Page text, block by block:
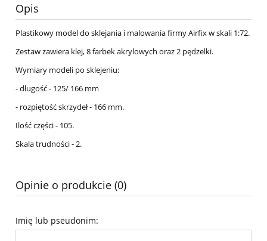
Opis
Plastikowy model do sklejania i malowania firmy Airfix w skali 1:72.
Zestaw zawiera klej, 8 farbek akrylowych oraz 2 pędzelki.
Wymiary modeli po sklejeniu:
- długość - 125/ 166 mm
- rozpiętość skrzydeł - 166 mm.
Ilość części - 105.
Skala trudności - 2.
Opinie o produkcie (0)
Imię lub pseudonim: